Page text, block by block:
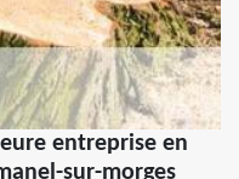
entreprise en
sur-morges